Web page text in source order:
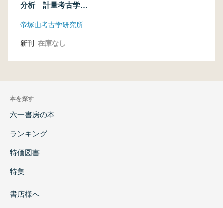
分析 計量考古学へ
帝塚山考古学研究所
新刊 在庫なし
本を探す
六一書房の本
ランキング
特価図書
特集
書店様へ